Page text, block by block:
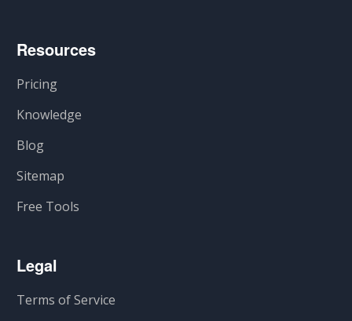
Resources
Pricing
Knowledge
Blog
Sitemap
Free Tools
Legal
Terms of Service